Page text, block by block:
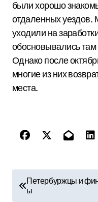
были хорошо
отдаленных уездов.
уходили на
обосновывались там
Однако после
многие из них
места.
Петербуржцы и
ы